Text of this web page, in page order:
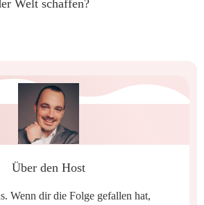
Über den Host
Wenn dir die Folge gefallen hat,